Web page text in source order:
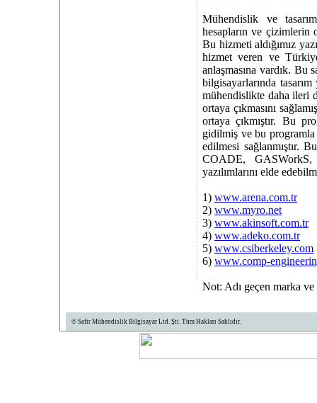
Mühendislik ve
hesapların ve
Bu hizmeti aldığımız
hizmet veren ve
anlaşmasına vardık. Bu
bilgisayarlarında
mühendislikte daha ileri
ortaya çıkmasını
ortaya çıkmıştır. Bu
gidilmiş ve bu
edilmesi sağlanmıştır.
COADE,
yazılımlarını elde
1) www.arena.com.tr
2) www.myro.net
3) www.akinsoft.com.tr
4) www.adeko.com.tr
5) www.csiberkeley.com
6) www.comp-
Not: Adı geçen marka ve
© Safir Mühendislik Bilgisayar Ltd. Şti. Tüm Hakları Saklıdır.